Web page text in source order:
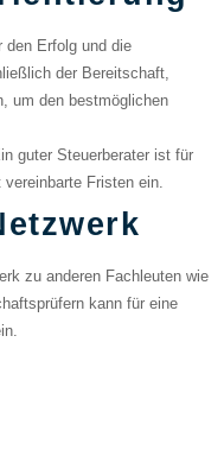
den Erfolg und die
der Bereitschaft,
um den bestmöglichen
guter Steuerberater ist für
Fristen ein.
zu anderen Fachleuten wie
kann für eine